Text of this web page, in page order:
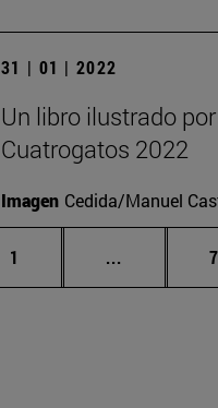
31 | 01 | 2022
Un libro ilustrado
Cuatrogatos 2022
Imagen Cedida/Manuel
Página
1 ... Páginas